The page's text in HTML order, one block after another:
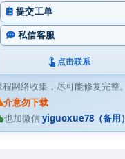
提交工单
私信客服
点击联系
程网络收集，尽可能修复完整。
介意勿下载
也加微信yiguoxue78（备用）